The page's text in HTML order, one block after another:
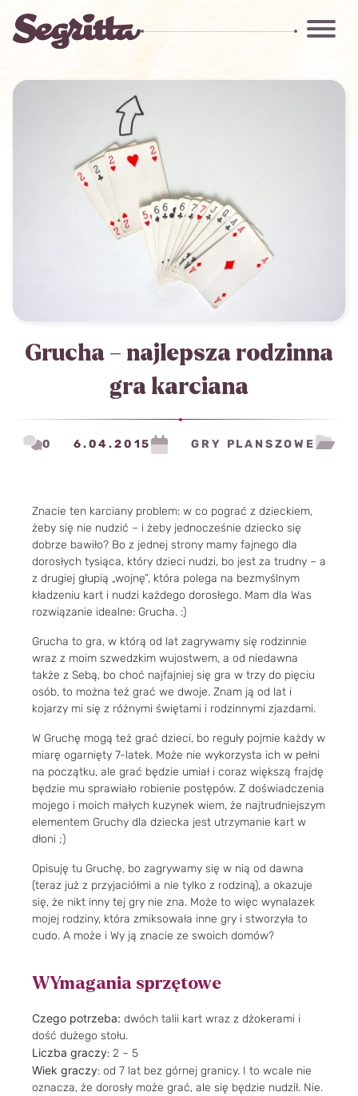
Grucha – najlepsza rodzinna
gra karciana
0 6.04.2015 GRY PLANSZOWE
Znacie ten karciany problem: w co pograć z dzieckiem,
żeby się nie nudzić – i żeby jednocześnie dziecko się
dobrze bawiło? Bo z jednej strony mamy fajnego dla
dorosłych tysiąca, który dzieci nudzi, bo jest za trudny – a
z drugiej głupią „wojnę”, która polega na bezmyślnym
kładzeniu kart i nudzi każdego dorosłego. Mam dla Was
rozwiązanie idealne: Grucha. :)
Grucha to gra, w którą od lat zagrywamy się rodzinnie
wraz z moim szwedzkim wujostwem, a od niedawna
także z Sebą, bo choć najfajniej się gra w trzy do pięciu
osób, to można też grać we dwoje. Znam ją od lat i
kojarzy mi się z różnymi świętami i rodzinnymi zjazdami.
W Gruchę mogą też grać dzieci, bo reguły pojmie każdy w
miarę ogarnięty 7-latek. Może nie wykorzysta ich w pełni
na początku, ale grać będzie umiał i coraz większą frajdę
będzie mu sprawiało robienie postępów. Z doświadczenia
mojego i moich małych kuzynek wiem, że najtrudniejszym
elementem Gruchy dla dziecka jest utrzymanie kart w
dłoni ;)
Opisuję tu Gruchę, bo zagrywamy się w nią od dawna
(teraz już z przyjaciółmi a nie tylko z rodziną), a okazuje
się, że nikt inny tej gry nie zna. Może to więc wynalazek
mojej rodziny, która zmiksowała inne gry i stworzyła to
cudo. A może i Wy ją znacie ze swoich domów?
WYmagania sprzętowe
Czego potrzeba: dwóch talii kart wraz z dżokerami i
dość dużego stołu.
Liczba graczy: 2 – 5
Wiek graczy: od 7 lat bez górnej granicy. I to wcale nie
oznacza, że dorosły może grać, ale się będzie nudził. Nie.